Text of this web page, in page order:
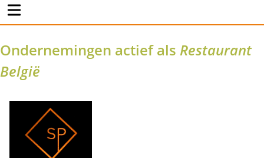
Ondernemingen actief als Restaurant
België